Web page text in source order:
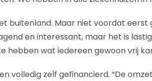
buitenland. Maar niet voordat
en interessant, maar het is
hebben wat iedereen gewoon vrij
volledig zelf gefinancierd. “De